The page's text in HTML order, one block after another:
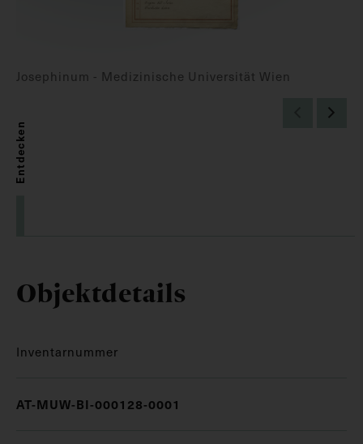
Josephinum - Medizinische Universität Wien
Entdecken
Objektdetails
Inventarnummer
AT-MUW-BI-000128-0001